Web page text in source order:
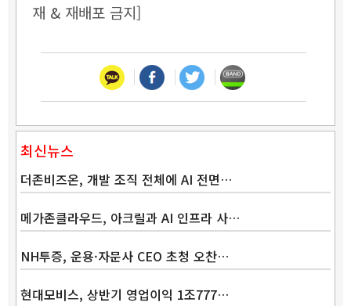
재 & 재배포 금지]
최신뉴스
더존비즈온, 개발 조직 전체에 AI 전면…
메가존클라우드, 아크릴과 AI 인프라 사…
NH투증, 운용·자문사 CEO 초청 오찬…
현대모비스, 상반기 영업이익 1조777…